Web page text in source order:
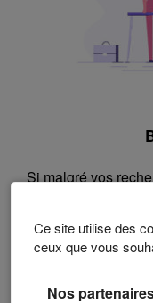
Ce site utilise des
ceux que vous
Nos
Si malgré vos
réponses :